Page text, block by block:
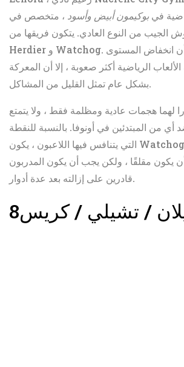
في بوكيمون أبيض وأسود ، متخصص في
الجيب من النوع العادي. يتكون فريقها من
Herdier و Watchog. على الرغم من أن انخفاض المستوى
الرياضية أكثر صعوبة ، إلا أن المعركة
بشكل عام تمثل القليل من المشاكل.
لهما هجمات عادية ومظلمة فقط ، ولا يتمتع
أي من المبتدئين في أونوفا. بالنسبة للنقطة
التي يتنافس فيها اللاعبون ، يكون Watchog قويًا بشكل معقول
يكون مقلقًا ، ولكن يجب أن يكون المدربون
قادرين على إزالته بعد عدة أدوار.
8/ تشيلي / كريس